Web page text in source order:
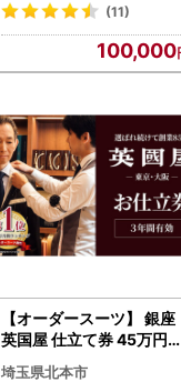
(11)
100,000
【オーダースーツ】 銀座
英国屋 仕立て券 45万円分
ご自身用包装| ビジネスス
ーツ メンズ
埼玉県北本市